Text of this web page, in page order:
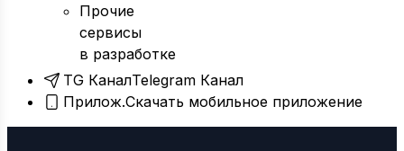
Прочие
сервисы
в разработке
TG КаналTelegram Канал
Прилож.Скачать мобильное приложение